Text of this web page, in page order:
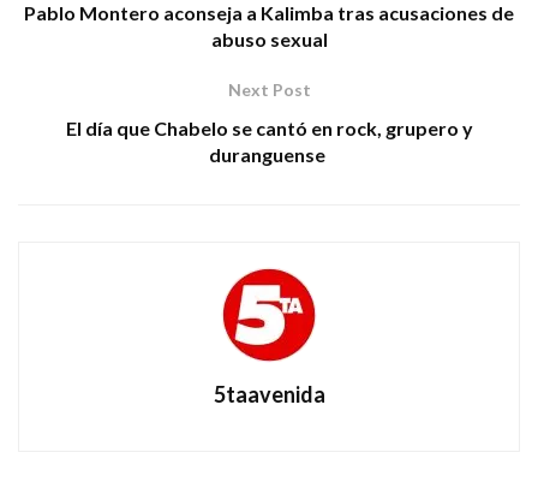
Pablo Montero aconseja a Kalimba tras acusaciones de
abuso sexual
Next Post
El día que Chabelo se cantó en rock, grupero y
duranguense
5taavenida